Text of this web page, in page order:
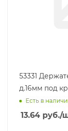
53331
д.16мм под
Есть в
13.64 руб./